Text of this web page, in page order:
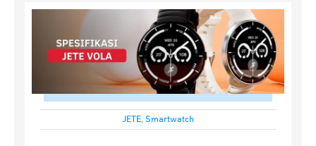
JETE, Smartwatch